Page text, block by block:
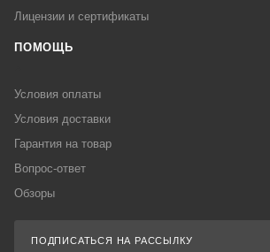
Лицензии и сертификаты
ПОМОЩЬ
Условия оплаты
Условия доставки
Гарантия на товар
Вопрос-ответ
Обзоры
ПОДПИСАТЬСЯ НА РАССЫЛКУ